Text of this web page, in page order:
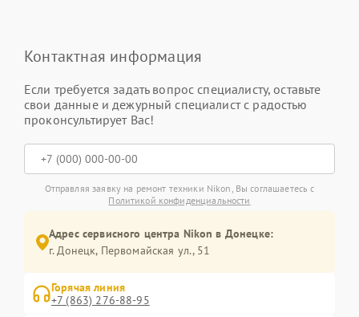
Контактная информация
Если требуется задать вопрос специалисту, оставьте
свои данные и дежурный специалист с радостью
проконсультирует Вас!
Отправляя заявку на ремонт техники Nikon, Вы соглашаетесь с
Политикой конфиденциальности
Адрес сервисного центра Nikon в Донецке:
г. Донецк, Первомайская ул., 51
Горячая линия
+7 (863) 276-88-95